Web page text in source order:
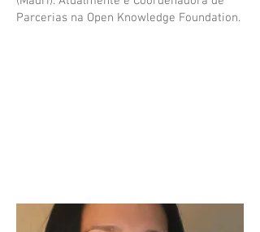
Parcerias na Open Knowledge Foundation.